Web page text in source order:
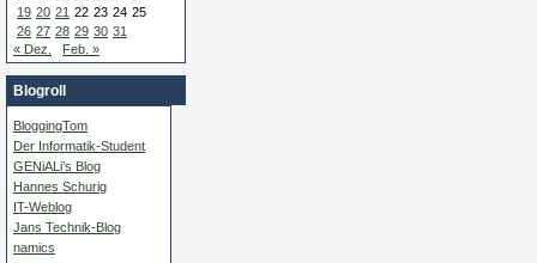
19 20 21 22 23 24 25
26 27 28 29 30 31
« Dez.
Feb. »
Blogroll
BloggingTom
Der Informatik-Student
GENiALi’s Blog
Hannes Schurig
IT-Weblog
Jans Technik-Blog
namics